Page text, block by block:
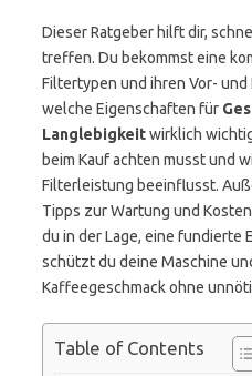
Dieser Ratgeber hilft dir,
treffen. Du bekommst eine
Filtertypen und ihren Vor- und
welche Eigenschaften für
Langlebigkeitwirklich
beim Kauf achten musst und
Filterleistung beeinflusst.
Tipps zur Wartung und
du in der Lage, eine fundierte
schützt du deine Maschine
Kaffeegeschmack ohne
Table of Contents